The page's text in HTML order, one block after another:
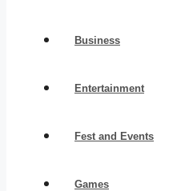
Business
Entertainment
Fest and Events
Games